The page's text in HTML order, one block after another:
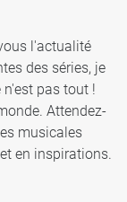
l'actualité
des séries, je
pas tout !
Attendez-
musicales
en inspirations.